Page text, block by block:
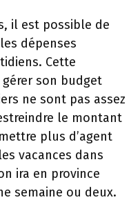
il est possible de
dépenses
Cette
son budget
ne sont pas assez
le montant
plus d’agent
vacances dans
ira en province
semaine ou deux.